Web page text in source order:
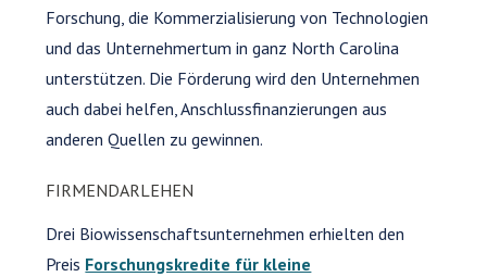
Forschung, die Kommerzialisierung von Technologien
und das Unternehmertum in ganz North Carolina
unterstützen. Die Förderung wird den Unternehmen
auch dabei helfen, Anschlussfinanzierungen aus
anderen Quellen zu gewinnen.
FIRMENDARLEHEN
Drei Biowissenschaftsunternehmen erhielten den
Preis Forschungskredite für kleine